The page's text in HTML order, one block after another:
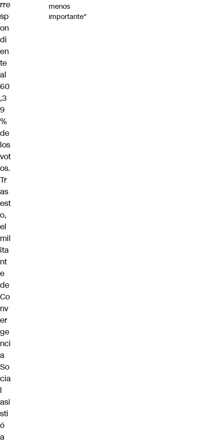
rre
sp
on
di
en
te
al
60
,3
9
%
de
los
vot
os.
Tr
as
est
o,
el
mil
ita
nt
e
de
Co
nv
er
ge
nci
a
So
cia
l
asi
sti
ó
a
menos
importante"